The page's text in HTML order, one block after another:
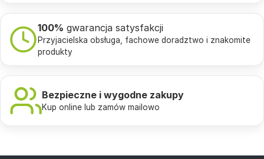
100% gwarancja satysfakcji
Przyjacielska obsługa, fachowe doradztwo i znakomite
produkty
Bezpieczne i wygodne zakupy
Kup online lub zamów mailowo